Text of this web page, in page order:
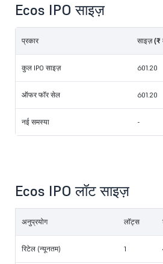
Ecos IPO साइज़
प्रकार साइज़ (₹
कुल IPO साइज़ 601.20
ऑफर फॉर सेल 601.20
नई समस्या -
Ecos IPO लॉट साइज़
अनुप्रयोग लॉट्स
रिटेल (न्यूनतम) 1